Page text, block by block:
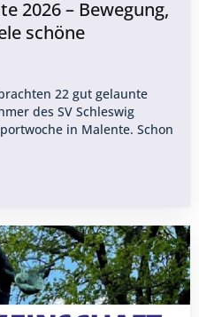
2026 – Bewegung,
schöne
22 gut gelaunte
des SV Schleswig
in Malente. Schon